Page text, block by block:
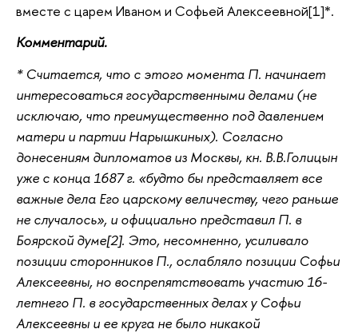
вместе с царем Иваном и Софьей Алексеевной[1]*.
Комментарий.
* Считается, что с этого момента П. начинает
интересоваться государственными делами (не
исключаю, что преимущественно под давлением
матери и партии Нарышкиных). Согласно
донесениям дипломатов из Москвы, кн. В.В.Голицын
уже с конца 1687 г. «будто бы представляет все
важные дела Его царскому величеству, чего раньше
не случалось», и официально представил П. в
Боярской думе[2]. Это, несомненно, усиливало
позиции сторонников П., ослабляло позиции Софьи
Алексеевны, но воспрепятствовать участию 16-
летнего П. в государственных делах у Софьи
Алексеевны и ее круга не было никакой